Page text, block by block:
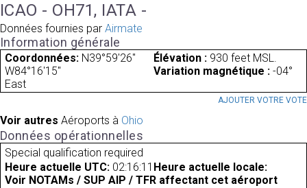
ICAO - OH71, IATA -
Données fournies par Airmate
Information générale
Coordonnées: N39°59'26"
W84°16'15"
Élévation : 930 feet MSL.
Variation magnétique : -04°
East
AJOUTER VOTRE VOTE
Voir autres Aéroports à Ohio
Données opérationnelles
Special qualification required
Heure actuelle UTC: 02:16:11 Heure actuelle locale:
Voir NOTAMs / SUP AIP / TFR affectant cet aéroport